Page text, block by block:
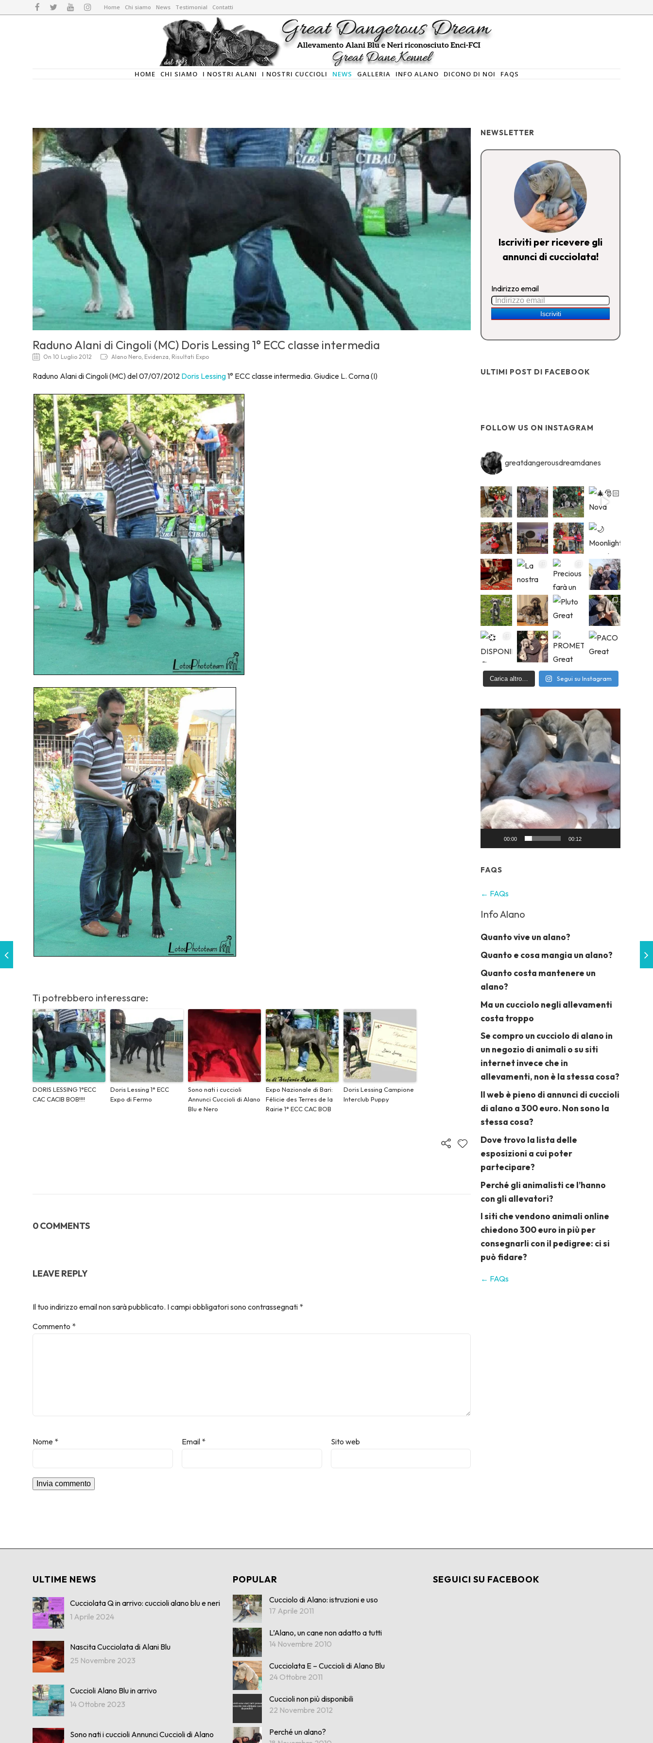
Home Chi siamo News Testimonial Contatti
HOME CHI SIAMO I NOSTRI ALANI I NOSTRI CUCCIOLI NEWS GALLERIA INFO ALANO DICONO DI NOI FAQS
Raduno Alani di Cingoli (MC) Doris Lessing 1° ECC classe intermedia
On 10 Luglio 2012 Alano Nero, Evidenza, Risultati Expo
Raduno Alani di Cingoli (MC) del 07/07/2012 Doris Lessing1° ECC classe intermedia. Giudice L. Corna (I)
Ti potrebbero interessare:
DORIS LESSING 1°ECC
CAC CACIB BOB!!!!
Doris Lessing 1° ECC
Expo di Fermo
Sono nati i cuccioli
Annunci Cuccioli di Alano
Blu e Nero
Expo Nazionale di Bari:
Félicie des Terres de la
Rairie 1° ECC CAC BOB
Doris Lessing Campione
Interclub Puppy
0 COMMENTS
LEAVE REPLY
Il tuo indirizzo email non sarà pubblicato. I campi obbligatori sono contrassegnati *
Commento *
Nome * Email * Sito web
NEWSLETTER
Iscriviti per ricevere gli
annunci di cucciolata!
Indirizzo email
ULTIMI POST DI FACEBOOK
FOLLOW US ON INSTAGRAM
greatdangerousdreamdanes
Carica altro… Segui su Instagram
Video
Player
00:00 00:12
FAQS
← FAQs
Info Alano
Quanto vive un alano?
Quanto e cosa mangia un alano?
Quanto costa mantenere un
alano?
Ma un cucciolo negli allevamenti
costa troppo
Se compro un cucciolo di alano in
un negozio di animali o su siti
internet invece che in
allevamenti, non è la stessa cosa?
Il web è pieno di annunci di cuccioli
di alano a 300 euro. Non sono la
stessa cosa?
Dove trovo la lista delle
esposizioni a cui poter
partecipare?
Perché gli animalisti ce l’hanno
con gli allevatori?
I siti che vendono animali online
chiedono 300 euro in più per
consegnarli con il pedigree: ci si
può fidare?
← FAQs
ULTIME NEWS
Cucciolata Q in arrivo: cuccioli alano blu e neri
1 Aprile 2024
Nascita Cucciolata di Alani Blu
25 Novembre 2023
Cuccioli Alano Blu in arrivo
14 Ottobre 2023
Sono nati i cuccioli Annunci Cuccioli di Alano
POPULAR
Cucciolo di Alano: istruzioni e uso
17 Aprile 2011
L’Alano, un cane non adatto a tutti
14 Novembre 2010
Cucciolata E – Cuccioli di Alano Blu
24 Ottobre 2011
Cuccioli non più disponibili
22 Novembre 2012
Perché un alano?
SEGUICI SU FACEBOOK